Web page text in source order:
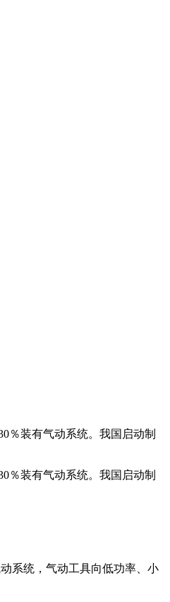
％装有气动系统。我国启动制
％装有气动系统。我国启动制
系统，气动工具向低功率、小